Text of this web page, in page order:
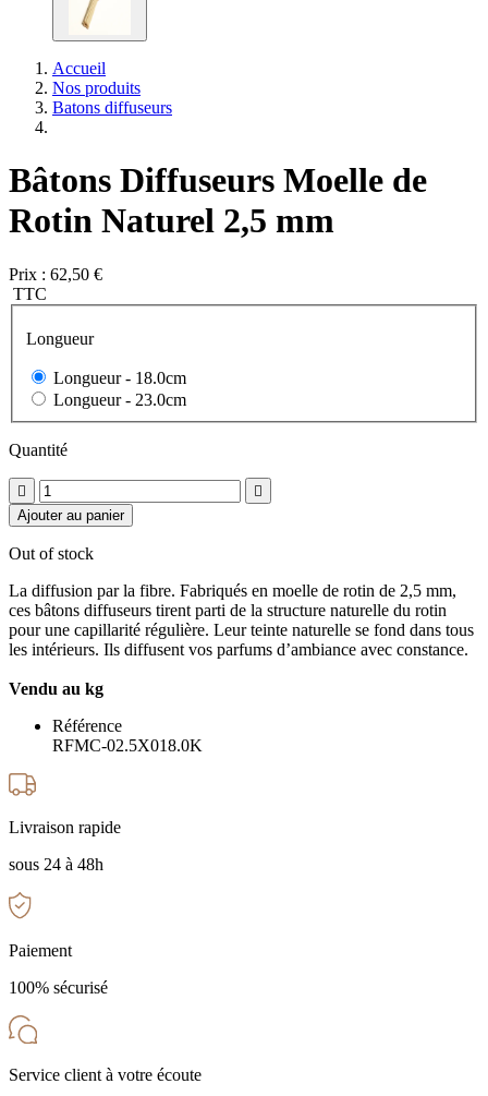
Accueil
Nos produits
Batons diffuseurs
Bâtons Diffuseurs Moelle de
Rotin Naturel 2,5 mm
Prix : 62,50 €
TTC
Longueur
Longueur - 18.0cm
Longueur - 23.0cm
Quantité


Ajouter au panier
Out of stock
La diffusion par la fibre. Fabriqués en moelle de rotin de 2,5 mm,
ces bâtons diffuseurs tirent parti de la structure naturelle du rotin
pour une capillarité régulière. Leur teinte naturelle se fond dans tous
les intérieurs. Ils diffusent vos parfums d’ambiance avec constance.
Vendu au kg
Référence
RFMC-02.5X018.0K
Livraison rapide
sous 24 à 48h
Paiement
100% sécurisé
Service client à votre écoute